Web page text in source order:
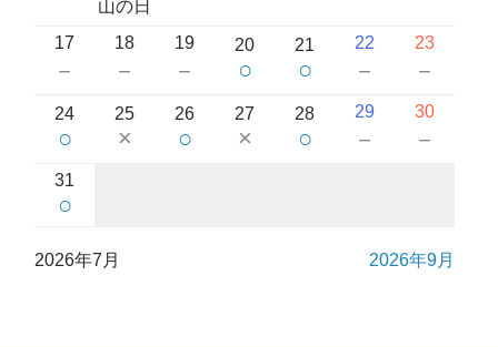
山の日
17
－
18
－
19
－
20
○
21
○
22
－
23
－
24
○
25
×
26
○
27
×
28
○
29
－
30
－
31
○
2026年7月 2026年9月